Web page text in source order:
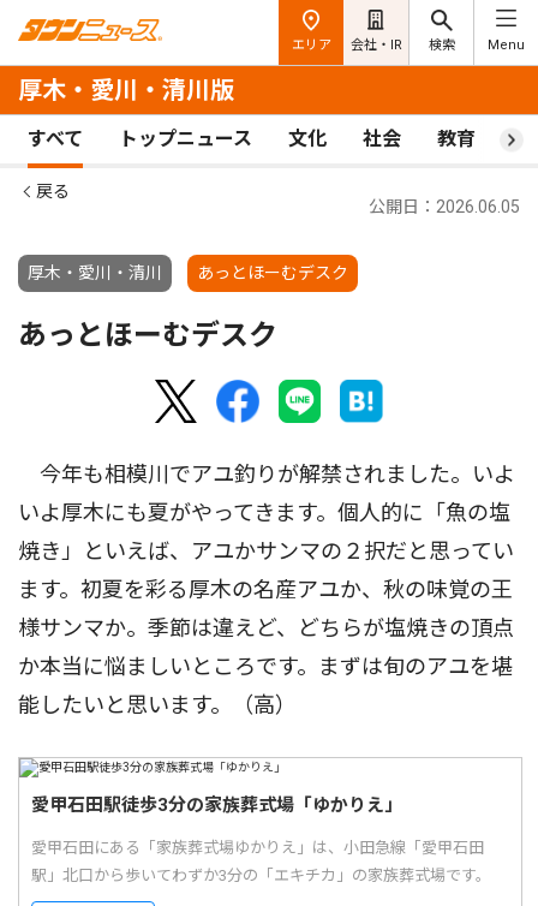
エリア 会社・IR 検索 Menu
厚木・愛川・清川版
すべて トップニュース 文化 社会 教育 ス
戻る
厚木・愛川・清川 あっとほーむデスク
公開日：2026.06.05
あっとほーむデスク
今年も相模川でアユ釣りが解禁されました。いよ
いよ厚木にも夏がやってきます。個人的に「魚の塩
焼き」といえば、アユかサンマの２択だと思ってい
ます。初夏を彩る厚木の名産アユか、秋の味覚の王
様サンマか。季節は違えど、どちらが塩焼きの頂点
か本当に悩ましいところです。まずは旬のアユを堪
能したいと思います。（高）
愛甲石田駅徒歩3分の家族葬式場「ゆかりえ」
愛甲石田にある「家族葬式場ゆかりえ」は、小田急線「愛甲石田
駅」北口から歩いてわずか3分の「エキチカ」の家族葬式場です。